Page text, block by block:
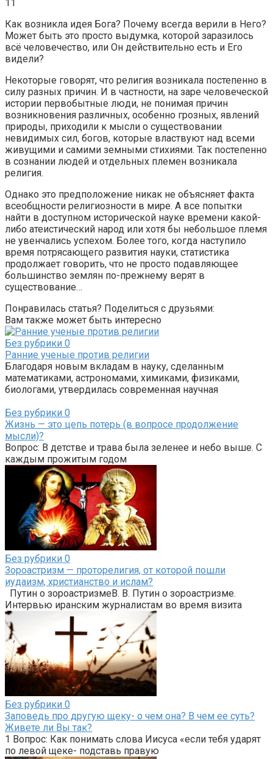
11
Как возникла идея Бога? Почему всегда верили в Него?
Может быть это просто выдумка, которой заразилось
всё человечество, или Он действительно есть и Его
видели?
Некоторые говорят, что религия возникала постепенно в
силу разных причин. И в частности, на заре человеческой
истории первобытные люди, не понимая причин
возникновения различных, особенно грозных, явлений
природы, приходили к мысли о существовании
невидимых сил, богов, которые властвуют над всеми
живущими и самими земными стихиями. Так постепенно
в сознании людей и отдельных племен возникала
религия.
Однако это предположение никак не объясняет факта
всеобщности религиозности в мире. А все попытки
найти в доступном исторической науке времени какой-
либо атеистический народ или хотя бы небольшое племя
не увенчались успехом. Более того, когда наступило
время потрясающего развития науки, статистика
продолжает говорить, что не просто подавляющее
большинство землян по-прежнему верят в
существование…
Понравилась статья? Поделиться с друзьями:
Вам также может быть интересно
Без рубрики 0
Ранние ученые против религии
Благодаря новым вкладам в науку, сделанным
математиками, астрономами, химиками, физиками,
биологами, утвердилась современная научная
Без рубрики 0
Жизнь — это цепь потерь (в вопросе продолжение
мысли)?
Вопрос: В детстве и трава была зеленее и небо выше. С
каждым прожитым годом
Без рубрики 0
Зороастризм — проторелигия, от которой пошли
иудаизм, христианство и ислам?
Путин о зороастризмеВ. В. Путин о зороастризме.
Интервью иранским журналистам во время визита
Без рубрики 0
Заповедь про другую щеку- о чем она? В чем ее суть?
Живете ли Вы так?
1 Вопрос: Как понимать слова Иисуса «если тебя ударят
по левой щеке- подставь правую